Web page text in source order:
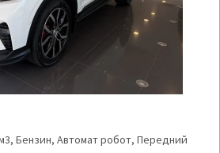
Бензин, Автомат робот, Передний